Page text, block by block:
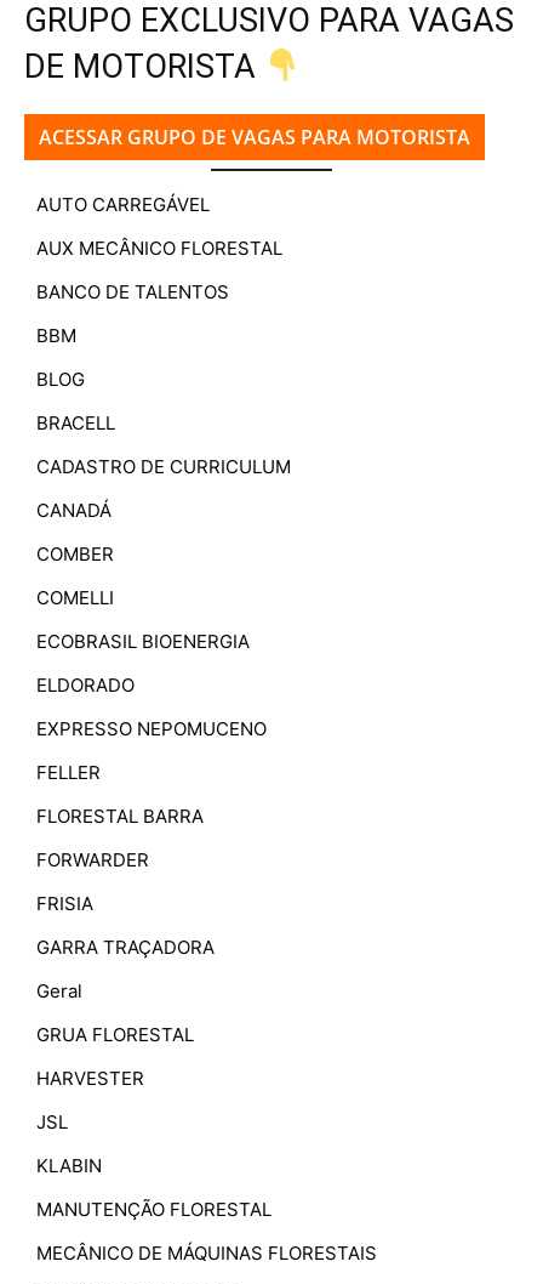
GRUPO EXCLUSIVO PARA VAGAS
DE MOTORISTA
ACESSAR GRUPO DE VAGAS PARA MOTORISTA
AUTO CARREGÁVEL
AUX MECÂNICO FLORESTAL
BANCO DE TALENTOS
BBM
BLOG
BRACELL
CADASTRO DE CURRICULUM
CANADÁ
COMBER
COMELLI
ECOBRASIL BIOENERGIA
ELDORADO
EXPRESSO NEPOMUCENO
FELLER
FLORESTAL BARRA
FORWARDER
FRISIA
GARRA TRAÇADORA
Geral
GRUA FLORESTAL
HARVESTER
JSL
KLABIN
MANUTENÇÃO FLORESTAL
MECÂNICO DE MÁQUINAS FLORESTAIS